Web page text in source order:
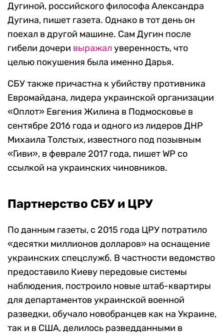
Дугиной, российского философа Александра
Дугина, пишет газета. Однако в тот день он
поехал в другой машине. Сам Дугин после
гибели дочери выражал уверенность, что
целью покушения была именно Дарья.
СБУ также причастна к убийству противника
Евромайдана, лидера украинской организации
«Оплот» Евгения Жилина в Подмосковье в
сентябре 2016 года и одного из лидеров ДНР
Михаила Толстых, известного под позывным
«Гиви», в феврале 2017 года, пишет WP со
ссылкой на украинских чиновников.
Партнерство СБУ и ЦРУ
По данным газеты, с 2015 года ЦРУ потратило
«десятки миллионов долларов» на оснащение
украинских спецслужб. В частности ведомство
предоставило Киеву передовые системы
наблюдения, построило новые штаб-квартиры
для департаментов украинской военной
разведки, обучало новобранцев как на Украине,
так и в США, делилось разведданными в